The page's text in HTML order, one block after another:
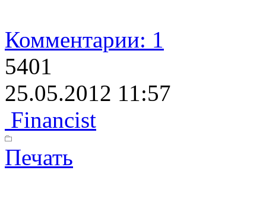
Комментарии: 1
5401
25.05.2012 11:57
Financist
Печать